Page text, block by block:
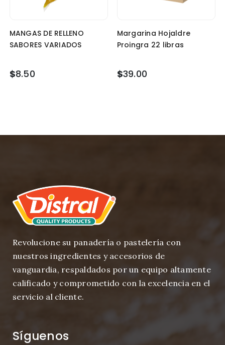
MANGAS DE RELLENO
SABORES VARIADOS
$8.50
Margarina Hojaldre
Proingra 22 libras
$39.00
Revolucione su panadería o pastelería con
nuestros ingredientes y accesorios de
vanguardia, respaldados por un equipo altamente
calificado y comprometido con la excelencia en el
servicio al cliente.
Síguenos